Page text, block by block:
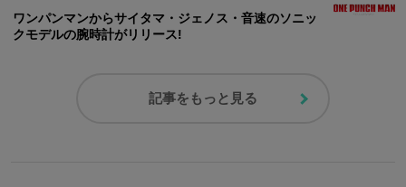
ワンパンマンからサイタマ・ジェノス・音速のソニッ
クモデルの腕時計がリリース!
記事をもっと見る